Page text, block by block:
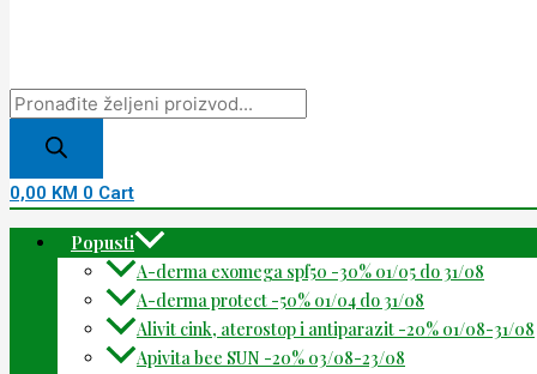
0,00 KM 0 Cart
Popusti
A-derma exomega spf50 -30% 01/05 do 31/08
A-derma protect -50% 01/04 do 31/08
Alivit cink, aterostop i antiparazit -20% 01/08-31/08
Apivita bee SUN -20% 03/08-23/08